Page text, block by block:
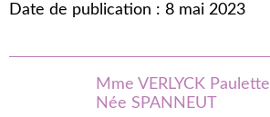
Date de publication : 8 mai 2023
Mme VERLYCK Paulette
Née SPANNEUT